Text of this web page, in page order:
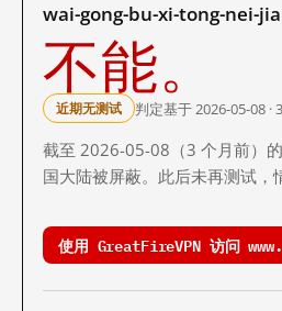
wai-gong-bu-xi-tong-nei-
不能。
近期无测试 判定基于 2026-05-08 ·
截至 2026-05-08（3 个月前）
国大陆被屏蔽。此后未再测试，
使用 GreatFireVPN 访问